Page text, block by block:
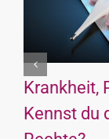
Krankheit,
Kennst du